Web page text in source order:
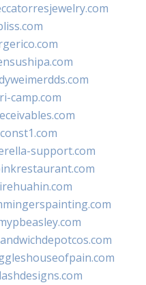
camp.com
support.com